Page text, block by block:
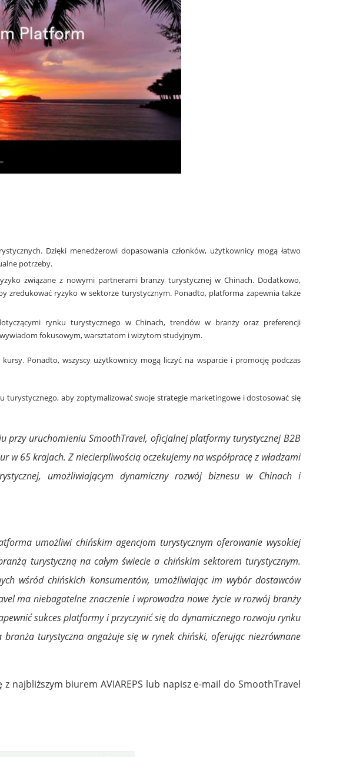
Dzięki menedżerowi dopasowania członków, użytkownicy mogą łatwo
potrzeby.
związane z nowymi partnerami branży turystycznej w Chinach. Dodatkowo,
zredukować ryzyko w sektorze turystycznym. Ponadto, platforma zapewnia także
rynku turystycznego w Chinach, trendów w branży oraz preferencji
fokusowym, warsztatom i wizytom studyjnym.
Ponadto, wszyscy użytkownicy mogą liczyć na wsparcie i promocję podczas
aby zoptymalizować swoje strategie marketingowe i dostosować się
przy uruchomieniu SmoothTravel, oficjalnej platformy turystycznej B2B
w 65 krajach. Z niecierpliwością oczekujemy na współpracę z władzami
umożliwiającym dynamiczny rozwój biznesu w Chinach i
umożliwi chińskim agencjom turystycznym oferowanie wysokiej
turystyczną na całym świecie a chińskim sektorem turystycznym.
wśród chińskich konsumentów, umożliwiając im wybór dostawców
ma niebagatelne znaczenie i wprowadza nowe życie w rozwój branży
sukces platformy i przyczynić się do dynamicznego rozwoju rynku
turystyczna angażuje się w rynek chiński, oferując niezrównane
z najbliższym biurem AVIAREPS lub napisz e-mail do SmoothTravel